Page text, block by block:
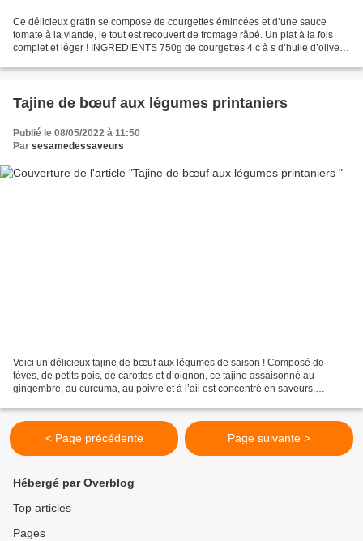
Ce délicieux gratin se compose de courgettes émincées et d’une sauce
tomate à la viande, le tout est recouvert de fromage râpé. Un plat à la fois
complet et léger ! INGREDIENTS 750g de courgettes 4 c à s d’huile d’olive 1
Tajine de bœuf aux légumes printaniers
Publié le 08/05/2022 à 11:50
Par sesamedessaveurs
Voici un délicieux tajine de bœuf aux légumes de saison ! Composé de
fèves, de petits pois, de carottes et d’oignon, ce tajine assaisonné au
gingembre, au curcuma, au poivre et à l’ail est concentré en saveurs,
< Page précédente Page suivante >
Hébergé par Overblog
Top articles
Pages